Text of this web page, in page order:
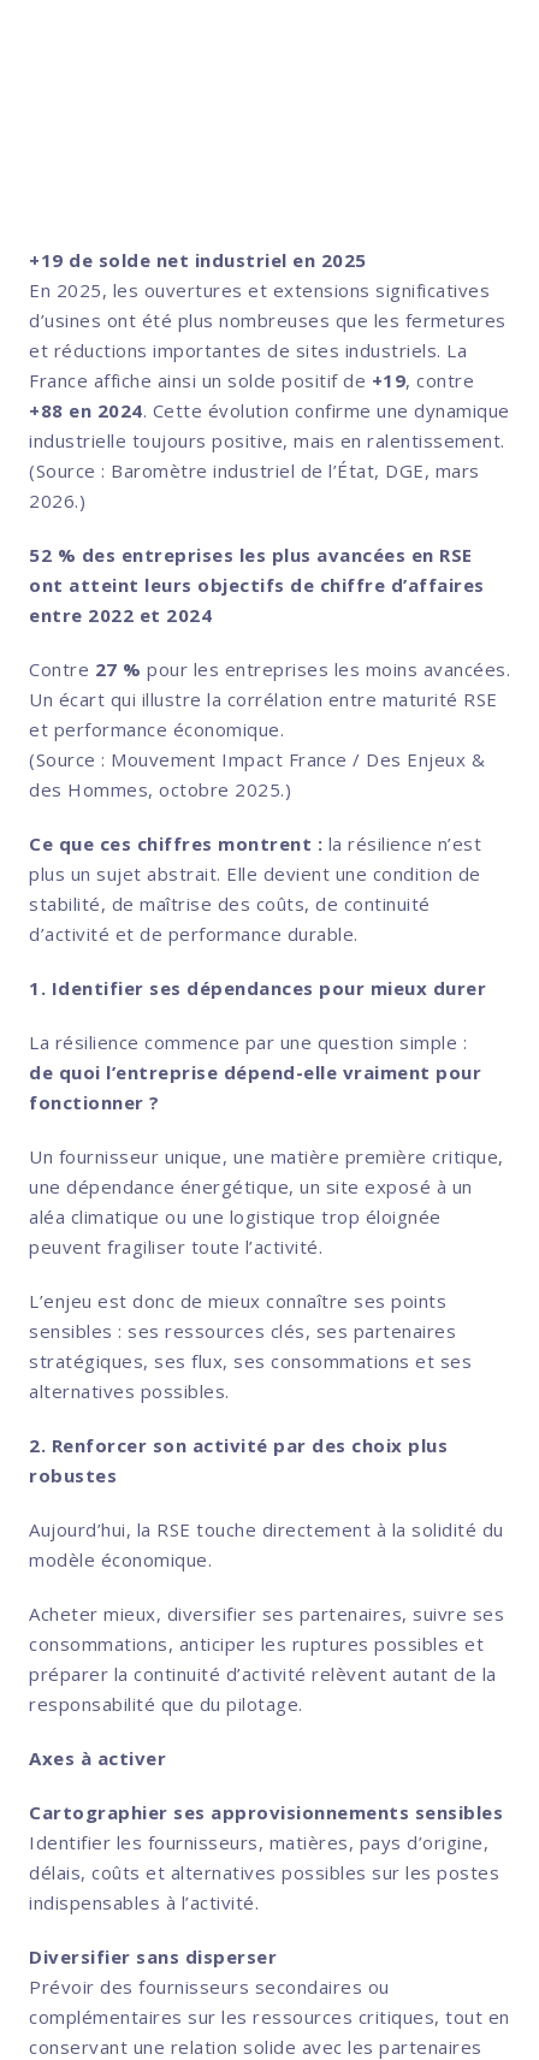
+19 de solde net industriel en 2025
En 2025, les ouvertures et extensions significatives
d’usines ont été plus nombreuses que les fermetures
et réductions importantes de sites industriels. La
France affiche ainsi un solde positif de +19, contre
+88 en 2024. Cette évolution confirme une dynamique
industrielle toujours positive, mais en ralentissement.
(Source : Baromètre industriel de l’État, DGE, mars
2026.)
52 % des entreprises les plus avancées en RSE
ont atteint leurs objectifs de chiffre d’affaires
entre 2022 et 2024
Contre 27 % pour les entreprises les moins avancées.
Un écart qui illustre la corrélation entre maturité RSE
et performance économique.
(Source : Mouvement Impact France / Des Enjeux &
des Hommes, octobre 2025.)
Ce que ces chiffres montrent : la résilience n’est
plus un sujet abstrait. Elle devient une condition de
stabilité, de maîtrise des coûts, de continuité
d’activité et de performance durable.
1. Identifier ses dépendances pour mieux durer
La résilience commence par une question simple :
de quoi l’entreprise dépend-elle vraiment pour
fonctionner ?
Un fournisseur unique, une matière première critique,
une dépendance énergétique, un site exposé à un
aléa climatique ou une logistique trop éloignée
peuvent fragiliser toute l’activité.
L’enjeu est donc de mieux connaître ses points
sensibles : ses ressources clés, ses partenaires
stratégiques, ses flux, ses consommations et ses
alternatives possibles.
2. Renforcer son activité par des choix plus
robustes
Aujourd’hui, la RSE touche directement à la solidité du
modèle économique.
Acheter mieux, diversifier ses partenaires, suivre ses
consommations, anticiper les ruptures possibles et
préparer la continuité d’activité relèvent autant de la
responsabilité que du pilotage.
Axes à activer
Cartographier ses approvisionnements sensibles
Identifier les fournisseurs, matières, pays d’origine,
délais, coûts et alternatives possibles sur les postes
indispensables à l’activité.
Diversifier sans disperser
Prévoir des fournisseurs secondaires ou
complémentaires sur les ressources critiques, tout en
conservant une relation solide avec les partenaires